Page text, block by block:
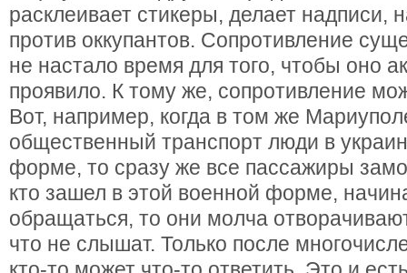
расклеивает стикеры, делает надписи,
против оккупантов. Сопротивление
не настало время для того, чтобы оно
проявило. К тому же, сопротивление
Вот, например, когда в том же
общественный транспорт люди в
форме, то сразу же все пассажиры
кто зашел в этой военной форме,
обращаться, то они молча
что не слышат. Только после